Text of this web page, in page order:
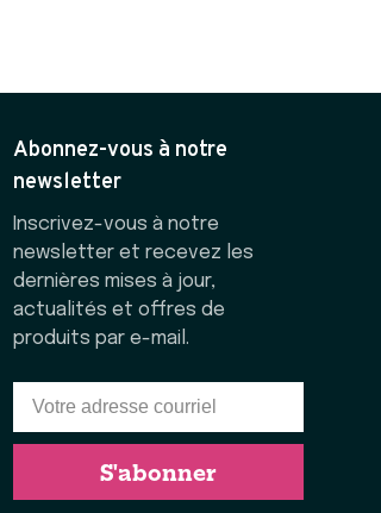
Abonnez-vous à notre
newsletter
Inscrivez-vous à notre
newsletter et recevez les
dernières mises à jour,
actualités et offres de
produits par e-mail.
S'abonner